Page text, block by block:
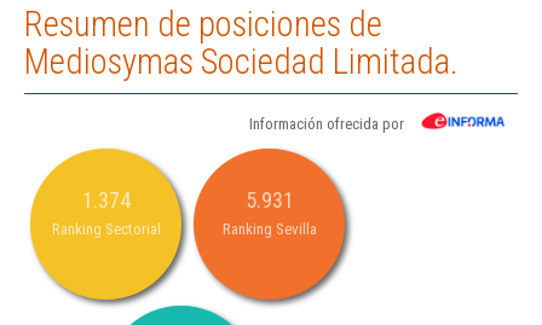
Resumen de posiciones de
Mediosymas Sociedad Limitada.
Información ofrecida por
1.374
Ranking Sectorial
5.931
Ranking Sevilla